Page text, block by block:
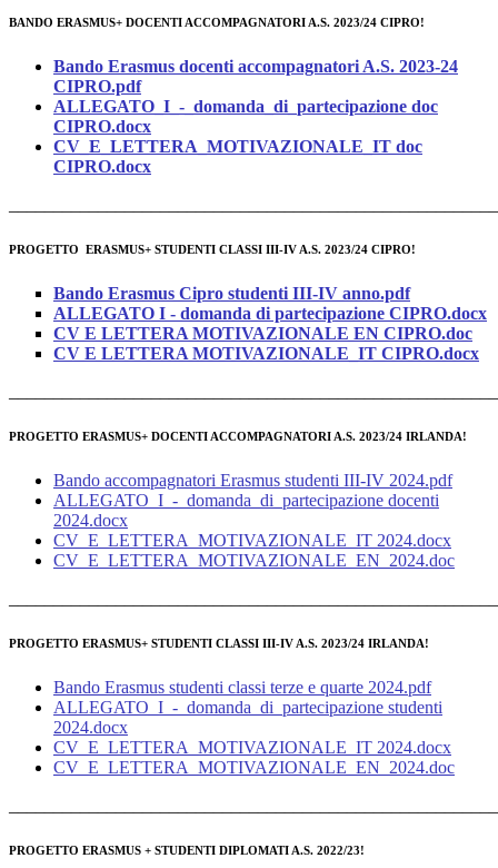
BANDO ERASMUS+ DOCENTI ACCOMPAGNATORI A.S. 2023/24 CIPRO!
Bando Erasmus docenti accompagnatori A.S. 2023-24
CIPRO.pdf
ALLEGATO_I_-_domanda_di_partecipazione doc
CIPRO.docx
CV_E_LETTERA_MOTIVAZIONALE_IT doc
CIPRO.docx
PROGETTO ERASMUS+ STUDENTI CLASSI III-IV A.S. 2023/24 CIPRO!
Bando Erasmus Cipro studenti III-IV anno.pdf
ALLEGATO I - domanda di partecipazione CIPRO.docx
CV E LETTERA MOTIVAZIONALE EN CIPRO.doc
CV E LETTERA MOTIVAZIONALE_IT CIPRO.docx
PROGETTO ERASMUS+ DOCENTI ACCOMPAGNATORI A.S. 2023/24 IRLANDA!
Bando accompagnatori Erasmus studenti III-IV 2024.pdf
ALLEGATO_I_-_domanda_di_partecipazione docenti
2024.docx
CV_E_LETTERA_MOTIVAZIONALE_IT 2024.docx
CV_E_LETTERA_MOTIVAZIONALE_EN_2024.doc
PROGETTO ERASMUS+ STUDENTI CLASSI III-IV A.S. 2023/24 IRLANDA!
Bando Erasmus studenti classi terze e quarte 2024.pdf
ALLEGATO_I_-_domanda_di_partecipazione studenti
2024.docx
CV_E_LETTERA_MOTIVAZIONALE_IT 2024.docx
CV_E_LETTERA_MOTIVAZIONALE_EN_2024.doc
PROGETTO ERASMUS + STUDENTI DIPLOMATI A.S. 2022/23!